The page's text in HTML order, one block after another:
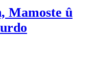
Mamoste û